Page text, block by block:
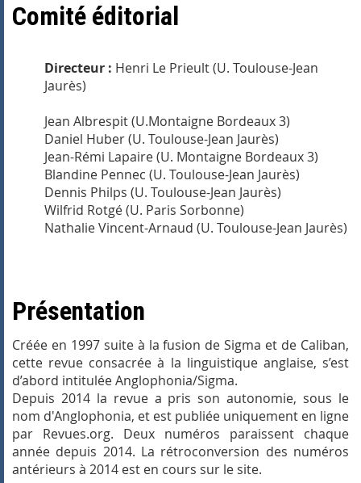
Comité éditorial
Directeur : Henri Le Prieult (U. Toulouse-Jean
Jaurès)
Jean Albrespit (U.Montaigne Bordeaux 3)
Daniel Huber (U. Toulouse-Jean Jaurès)
Jean-Rémi Lapaire (U. Montaigne Bordeaux 3)
Blandine Pennec (U. Toulouse-Jean Jaurès)
Dennis Philps (U. Toulouse-Jean Jaurès)
Wilfrid Rotgé (U. Paris Sorbonne)
Nathalie Vincent-Arnaud (U. Toulouse-Jean Jaurès)
Présentation
Créée en 1997 suite à la fusion de Sigma et de Caliban,
cette revue consacrée à la linguistique anglaise, s’est
d’abord intitulée Anglophonia/Sigma.
Depuis 2014 la revue a pris son autonomie, sous le
nom d'Anglophonia, et est publiée uniquement en ligne
par Revues.org. Deux numéros paraissent chaque
année depuis 2014. La rétroconversion des numéros
antérieurs à 2014 est en cours sur le site.